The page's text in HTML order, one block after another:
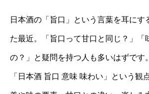
日本酒の「旨口」という言葉を耳にす
た最近。「旨口って甘口と同じ？」「
の？」と疑問を持つ人も多いはずです
「日本酒 旨口 意味 味わい」という観